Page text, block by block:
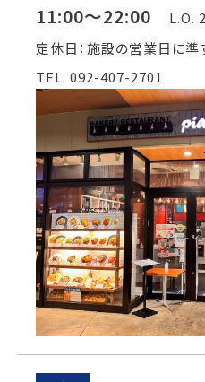
11:00～22:00
L.O.
定休日：施設の営業日に準
TEL. 092-407-2701